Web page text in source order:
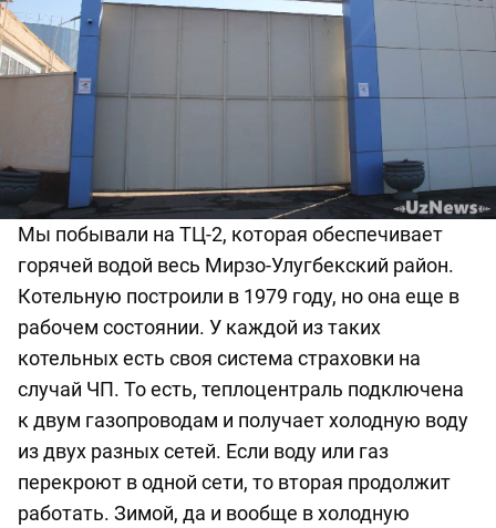
Мы побывали на ТЦ-2, которая обеспечивает
горячей водой весь Мирзо-Улугбекский район.
Котельную построили в 1979 году, но она еще в
рабочем состоянии. У каждой из таких
котельных есть своя система страховки на
случай ЧП. То есть, теплоцентраль подключена
к двум газопроводам и получает холодную воду
из двух разных сетей. Если воду или газ
перекроют в одной сети, то вторая продолжит
работать. Зимой, да и вообще в холодную